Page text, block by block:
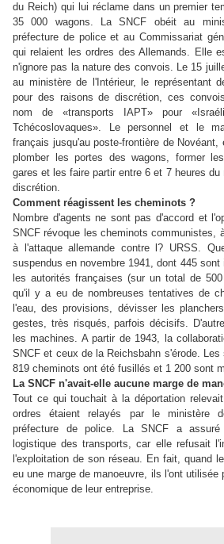
du Reich) qui lui réclame dans un premier
35 000 wagons. La SNCF obéit au
préfecture de police et au Commissariat
qui relaient les ordres des Allemands. Elle
n'ignore pas la nature des convois. Le 15
au ministère de l'Intérieur, le représentant
pour des raisons de discrétion, ces
nom de «transports IAPT» pour
Tchécoslovaques». Le personnel et le
français jusqu'au poste-frontière de
plomber les portes des wagons, former
gares et les faire partir entre 6 et 7 heures
discrétion.
Comment réagissent les cheminots ?
Nombre d'agents ne sont pas d'accord et
SNCF révoque les cheminots communistes,
à l'attaque allemande contre l? URSS.
suspendus en novembre 1941, dont 445
les autorités françaises (sur un total de
qu'il y a eu de nombreuses tentatives de
l'eau, des provisions, dévisser les
gestes, très risqués, parfois décisifs.
les machines. A partir de 1943, la
SNCF et ceux de la Reichsbahn s'érode.
819 cheminots ont été fusillés et 1 200 sont
La SNCF n'avait-elle aucune marge de
Tout ce qui touchait à la déportation
ordres étaient relayés par le ministère
préfecture de police. La SNCF a assuré
logistique des transports, car elle refusait
l'exploitation de son réseau. En fait, quand
eu une marge de manoeuvre, ils l'ont utilisée
économique de leur entreprise.